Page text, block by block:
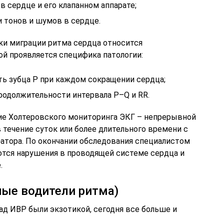
сердце и его клапанном аппарате;
тонов и шумов в сердце.
миграции ритма сердца относится
проявляется специфика патологии:
зубца Р при каждом сокращении сердца;
интервала Р–Q и RR.
Холтеровского мониторинга ЭКГ – непрерывной
суток или более длительного времени с
По окончании обследования специалистом
нарушения в проводящей системе сердца и
водители ритма)
ИВР были экзотикой, сегодня все больше и